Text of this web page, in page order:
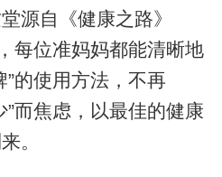
源自《健康之路》
每位准妈妈都能清晰地
”的使用方法，不再
”而焦虑，以最佳的健康
。